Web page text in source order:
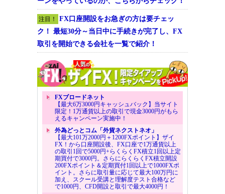
注目！
FX口座開設をお急ぎの方は要チェッ
ク！ 最短30分～当日中に手続きが完了し、FX
取引を開始できる会社を一覧で紹介！
FXブロードネット
【最大6万3000円キャッシュバック】当サイト
限定！1万通貨以上の取引で現金3000円がもら
えるキャンペーン実施中！
外為どっとコム「外貨ネクストネオ」
【最大101万2000円＋1200FXポイント】ザイ
FX！から口座開設後、FX口座で1万通貨以上
の取引1回で5000円+らくらくFX積立1回以上定
期買付で3000円。さらにらくらくFX積立開設
200FXポイント＆定期買付1回以上で1000FXポ
イント。さらに取引量に応じて最大100万円に
加え、スクール受講と理解度テスト合格など
で1000円、CFD開設と取引で最大4000円！